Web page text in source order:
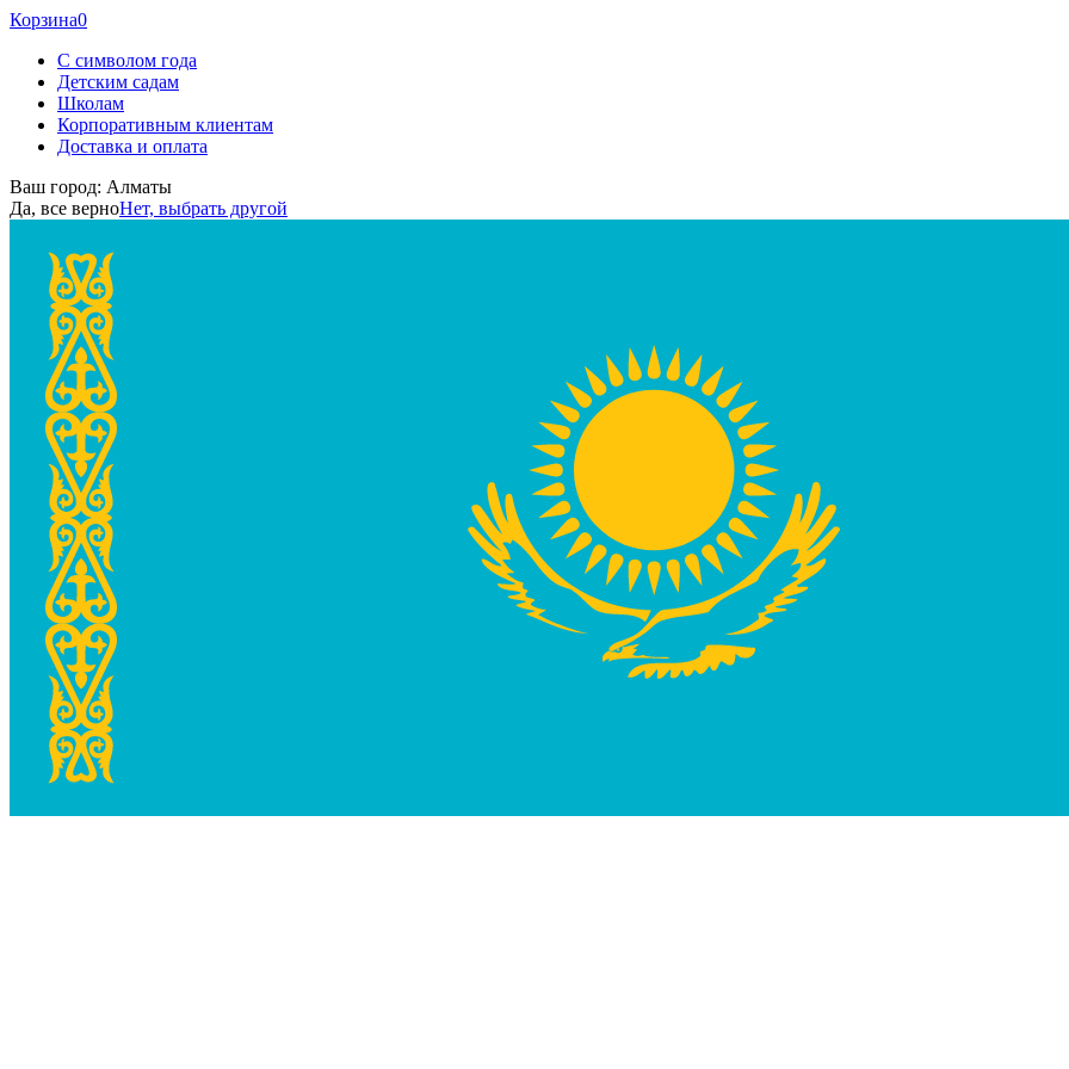
Корзина0
С символом года
Детским садам
Школам
Корпоративным клиентам
Доставка и оплата
Ваш город: Алматы
Да, все верноНет, выбрать другой